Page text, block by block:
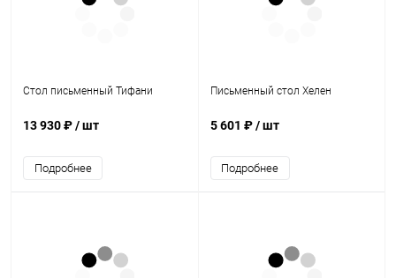
Стол письменный Тифани
13 930 ₽/ шт
Подробнее
Письменный стол Хелен
5 601 ₽/ шт
Подробнее